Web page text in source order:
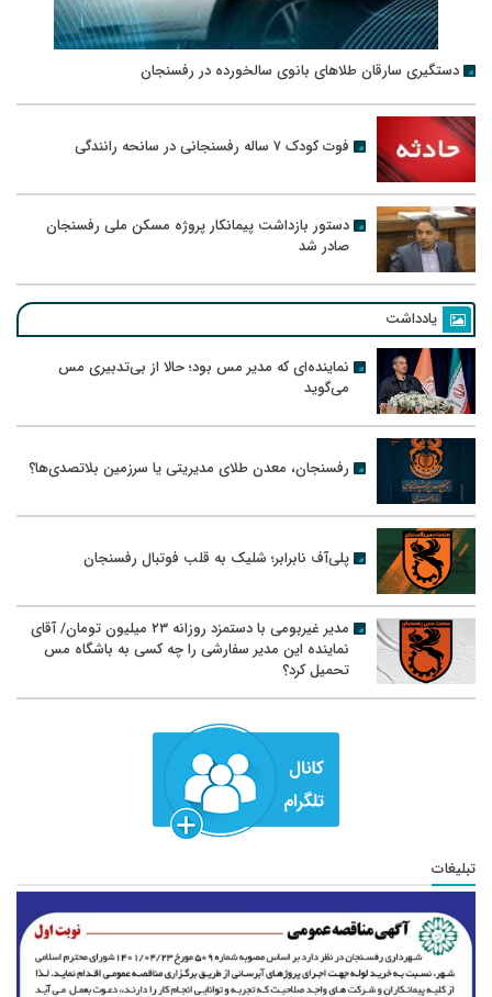
دستگیری سارقان طلاهای بانوی سالخورده در رفسنجان
فوت کودک ۷ ساله رفسنجانی در سانحه رانندگی
دستور بازداشت پیمانکار پروژه مسکن ملی رفسنجان
صادر شد
یادداشت
نماینده‌ای که مدیر مس بود؛ حالا از بی‌تدبیری مس
می‌گوید
رفسنجان، معدن طلای مدیریتی یا سرزمین بلاتصدی‌ها؟
پلی‌آف نابرابر؛ شلیک به قلب فوتبال رفسنجان
مدیر غیربومی با دستمزد روزانه ۲۳ میلیون تومان/ آقای
نماینده این مدیر سفارشی را چه کسی به باشگاه مس
تحمیل کرد؟
تبلیغات